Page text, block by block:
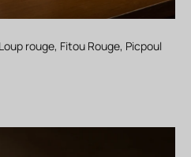
rouge, Fitou Rouge, Picpoul